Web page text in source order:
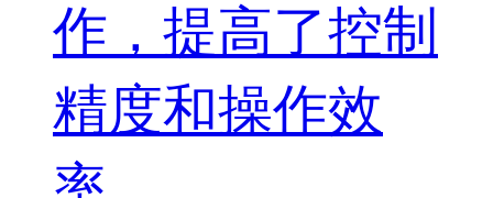
作，提高了控制
精度和操作效